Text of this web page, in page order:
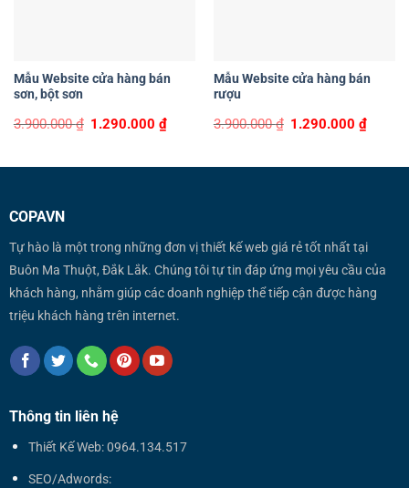
Mẫu Website cửa hàng bán
sơn, bột sơn
3.900.000₫ Original
1.290.000₫Current
Mẫu Website cửa hàng bán
rượu
3.900.000₫ Original
1.290.000₫Current
COPAVN
Tự hào là một trong những đơn vị thiết kế web giá rẻ tốt nhất tại
Buôn Ma Thuột, Đắk Lắk. Chúng tôi tự tin đáp ứng mọi yêu cầu của
khách hàng, nhằm giúp các doanh nghiệp thể tiếp cận được hàng
triệu khách hàng trên internet.
Thông tin liên hệ
Thiết Kế Web: 0964.134.517
SEO/Adwords: